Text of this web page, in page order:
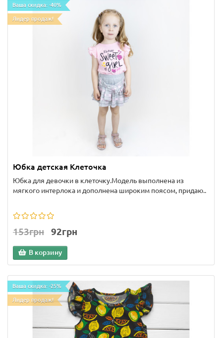
Ваша скидка: -40%
Лидер продаж!
Юбка детская Клеточка
Юбка для девочки в клеточку.Модель выполнена из
мягкого интерлока и дополнена широким поясом, придаю..
153грн 92грн
В корзину
Ваша скидка: -25%
Лидер продаж!